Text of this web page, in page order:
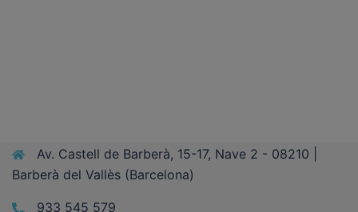
Av. Castell de Barberà, 15-17, Nave 2 - 08210 |
Barberà del Vallès (Barcelona)
933 545 579